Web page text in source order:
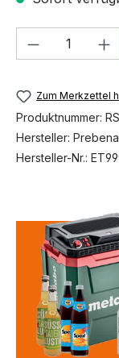
Produkt
Zum Merkzettel
Produktnummer:
Hersteller: Prebena
Hersteller-Nr.: